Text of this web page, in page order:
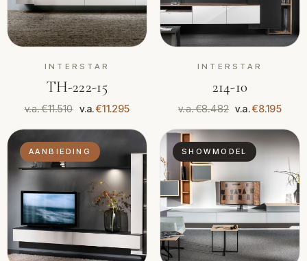
INTERSTAR
TH-222-15
v.a. €11.510 v.a.€11.295
INTERSTAR
214-10
v.a. €8.482 v.a.€8.195
AANBIEDING SHOWMODEL